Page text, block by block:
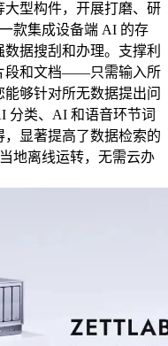
大型构件，开展打磨、研
款集成设备端 AI 的存
据搜刮和办理。支撑利
段和文档——只需输入所
够针对所无数据提出问
分类、AI 和语音环节词
显著提高了数据检索的
地离线运转，无需云办